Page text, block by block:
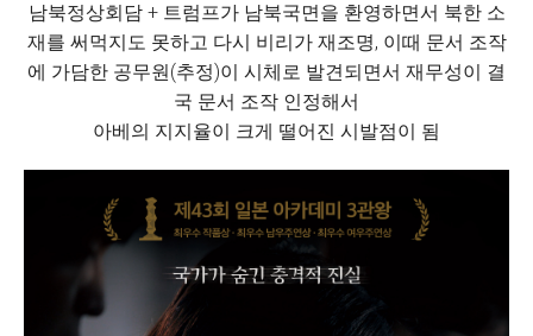
남북정상회담 + 트럼프가 남북국면을 환영하면서 북한 소
재를 써먹지도 못하고 다시 비리가 재조명, 이때 문서 조작
에 가담한 공무원(추정)이 시체로 발견되면서 재무성이 결
국 문서 조작 인정해서
아베의 지지율이 크게 떨어진 시발점이 됨